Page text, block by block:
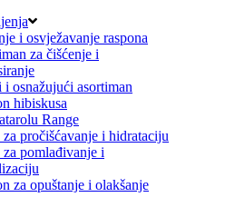
i osvježavanje raspona
za čišćenje i
i osnažujući asortiman
hibiskusa
Range
pročišćavanje i hidrataciju
pomlađivanje i
za opuštanje i olakšanje